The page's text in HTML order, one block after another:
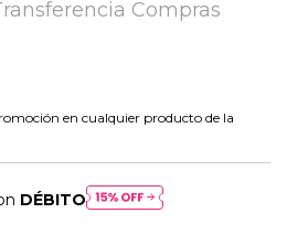
Compras
en cualquier producto de la
DÉBITO